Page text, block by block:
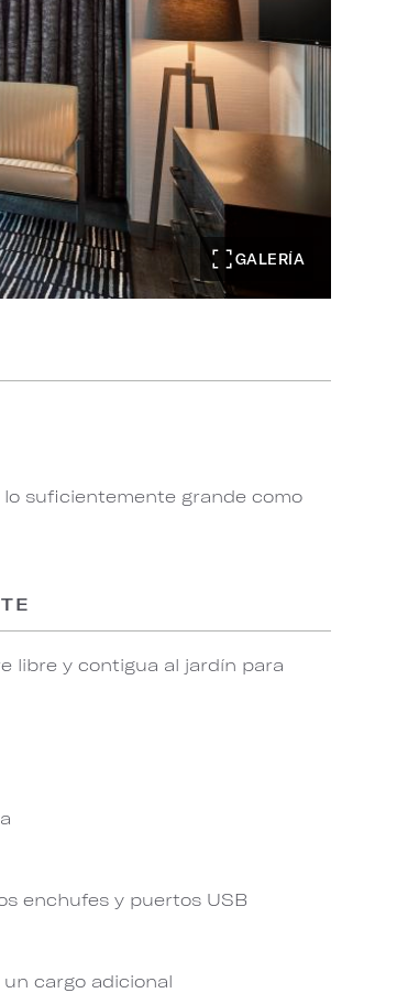
GALERÍA
suficientemente grande como
libre y contigua al jardín para
enchufes y puertos USB
cargo adicional